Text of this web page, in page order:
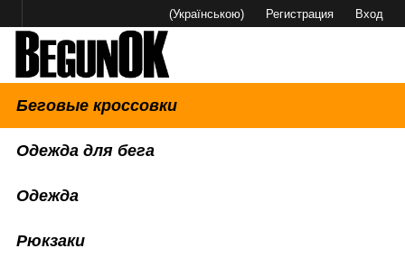
(Українською) Регистрация Вход
Беговые кроссовки
Одежда для бега
Одежда
Рюкзаки